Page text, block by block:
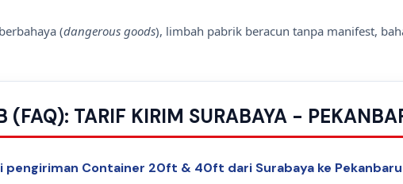
(dangerous goods), limbah pabrik beracun tanpa manifest,
(FAQ): TARIF KIRIM SURABAYA -
pengiriman Container 20ft & 40ft dari Surabaya ke